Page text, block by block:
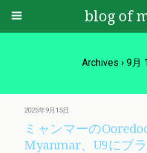
blog of
Archives › 9月
2025年9月15日
ミャンマーの
Myanmar、U9にブ